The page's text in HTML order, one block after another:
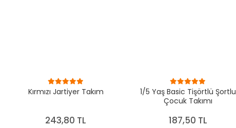
Kırmızı Jartiyer Takım
243,80 TL
1/5 Yaş Basic Tişörtlü Şortlu
Çocuk Takımı
187,50 TL